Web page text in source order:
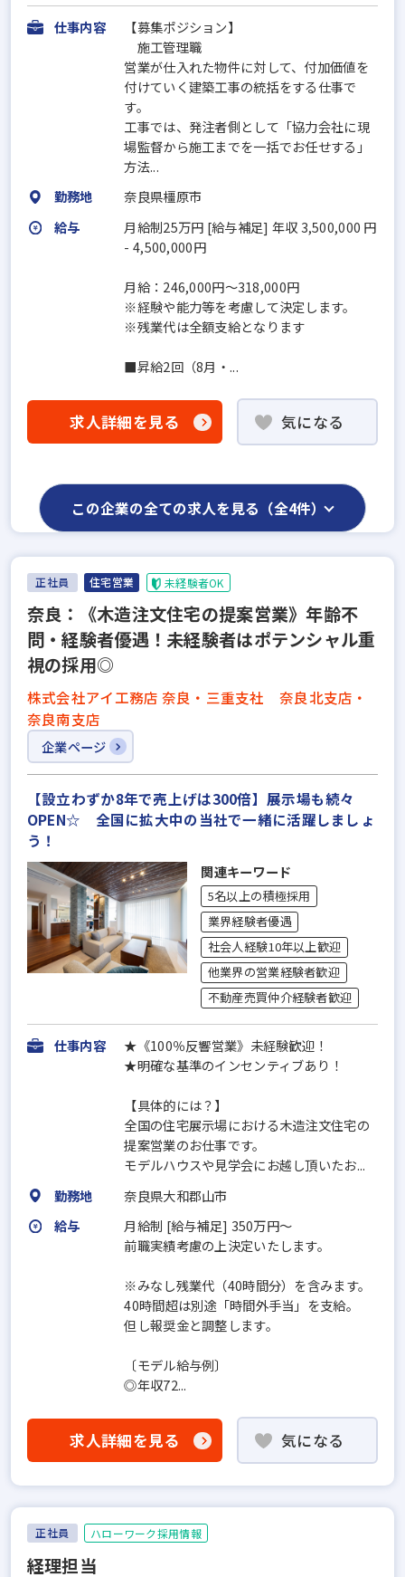
仕事内容
【募集ポジション】
施工管理職
営業が仕入れた物件に対して、付加価値を
付けていく建築工事の統括をする仕事で
す。
工事では、発注者側として「協力会社に現
場監督から施工までを一括でお任せする」
方法...
勤務地
奈良県橿原市
給与
月給制25万円 [給与補足] 年収 3,500,000 円
- 4,500,000円
月給：246,000円～318,000円
※経験や能力等を考慮して決定します。
※残業代は全額支給となります
■昇給2回（8月・...
求人詳細を見る 気になる
この企業の全ての求人を見る（全4件）
正社員 住宅営業 未経験者OK
奈良：《木造注文住宅の提案営業》年齢不
問・経験者優遇！未経験者はポテンシャル重
視の採用◎
株式会社アイ工務店 奈良・三重支社 奈良北支店・
奈良南支店
企業ページ
【設立わずか8年で売上げは300倍】展示場も続々
OPEN☆ 全国に拡大中の当社で一緒に活躍しましょ
う！
関連キーワード
5名以上の積極採用
業界経験者優遇
社会人経験10年以上歓迎
他業界の営業経験者歓迎
不動産売買仲介経験者歓迎
仕事内容
★《100％反響営業》未経験歓迎！
★明確な基準のインセンティブあり！
【具体的には？】
全国の住宅展示場における木造注文住宅の
提案営業のお仕事です。
モデルハウスや見学会にお越し頂いたお...
勤務地
奈良県大和郡山市
給与
月給制 [給与補足] 350万円～
前職実績考慮の上決定いたします。
※みなし残業代（40時間分）を含みます。
40時間超は別途「時間外手当」を支給。
但し報奨金と調整します。
〔モデル給与例〕
◎年収72...
求人詳細を見る 気になる
正社員 ハローワーク採用情報
経理担当